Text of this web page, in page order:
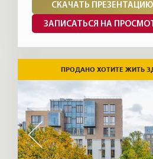
СКАЧАТЬ ПРЕЗЕНТАЦИЮ
ЗАПИСАТЬСЯ НА
ПРОДАНО ХОТИТЕ ЖИТЬ